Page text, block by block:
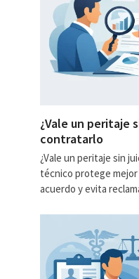
¿Vale un peritaje
contratarlo
¿Vale un peritaje sin
técnico protege
acuerdo y evita